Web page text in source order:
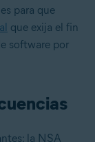
para que
que exija el fin
software por
la NSA